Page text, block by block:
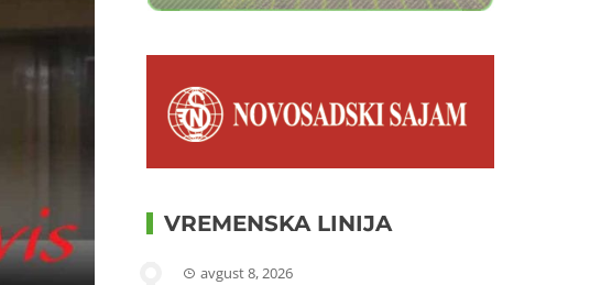
VREMENSKA LINIJA
avgust 8, 2026